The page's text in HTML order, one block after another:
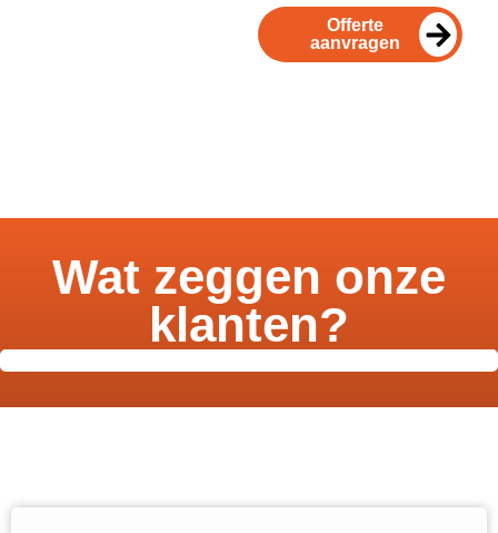
Offerte
aanvragen
Wat zeggen onze
klanten?